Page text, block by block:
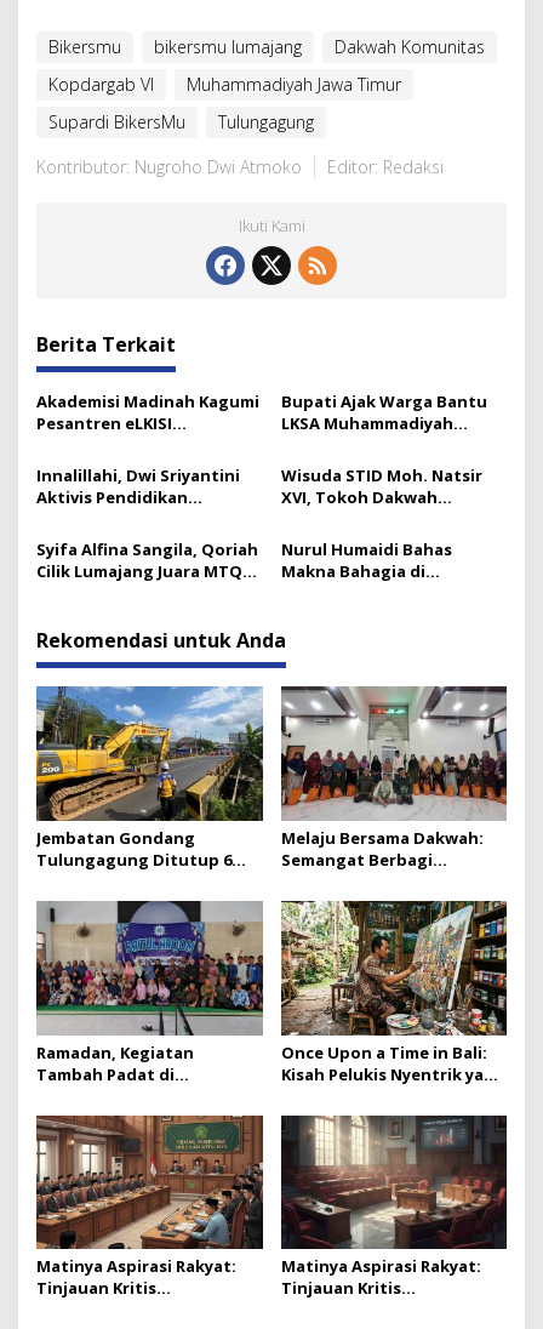
Bikersmu bikersmu lumajang
Dakwah Komunitas
Kopdargab VI
Muhammadiyah Jawa Timur
Supardi BikersMu
Tulungagung
Kontributor: Nugroho Dwi Atmoko
Editor: Redaksi
Ikuti Kami
Berita Terkait
Akademisi Madinah Kagumi
Pesantren eLKISI
Bupati Ajak Warga Bantu
LKSA Muhammadiyah
Innalillahi, Dwi Sriyantini
Aktivis Pendidikan
Wisuda STID Moh. Natsir
XVI, Tokoh Dakwah
Kaderisasi
Syifa Alfina Sangila, Qoriah
Cilik Lumajang Juara MTQ
Nurul Humaidi Bahas
Makna Bahagia di
Rekomendasi untuk Anda
Jembatan Gondang
Tulungagung Ditutup 6
Alternatifnya
Melaju Bersama Dakwah:
Semangat Berbagi
Ramadan, Kegiatan
Tambah Padat di
Muhammadiyah
Once Upon a Time in Bali:
Kisah Pelukis Nyentrik yang
Matinya Aspirasi Rakyat:
Tinjauan Kritis
Matinya Aspirasi Rakyat:
Tinjauan Kritis